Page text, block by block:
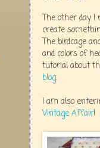
The other day I
create
The birdcage
and colors of
tutorial about
blog.
I am also
Vintage Affair!